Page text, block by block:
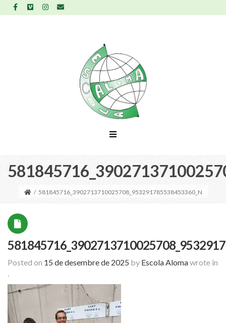
/ 581845716_3902713710025708_953291785538453360_N
Posted on 15 de desembre de 2025 by Escola Alomawrote in
.